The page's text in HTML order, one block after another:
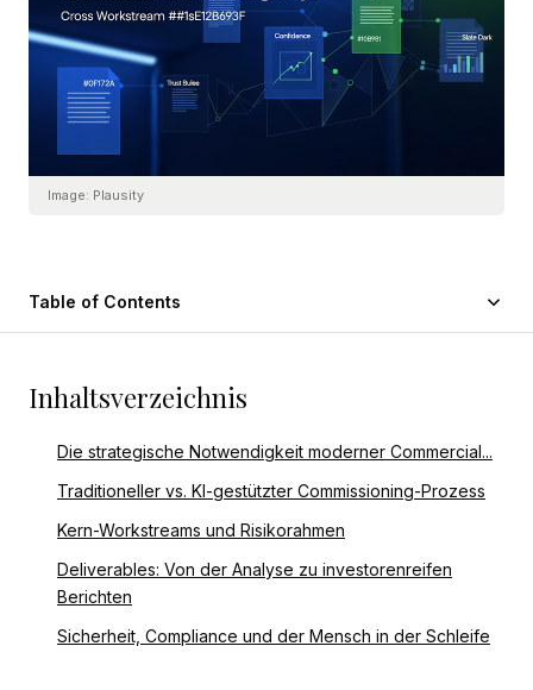
Image: Plausity
Table of Contents
Inhaltsverzeichnis
Die strategische Notwendigkeit moderner Commercial...
Traditioneller vs. KI-gestützter Commissioning-Prozess
Kern-Workstreams und Risikorahmen
Deliverables: Von der Analyse zu investorenreifen
Berichten
Sicherheit, Compliance und der Mensch in der Schleife